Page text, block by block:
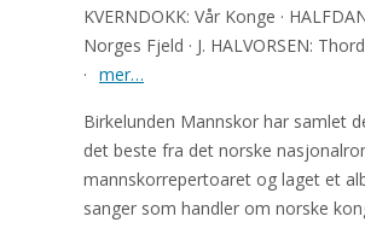
KVERNDOKK: Vår Konge ·
Norges Fjeld · J. HALVORSEN:
· mer…
Birkelunden Mannskor har samlet
det beste fra det norske
mannskorrepertoaret og laget et
sanger som handler om norske